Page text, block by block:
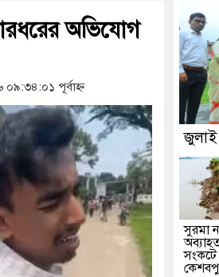
অভিযোগ
পূর্বাহ্ন
জুলাই
সুরমা
সংকটে